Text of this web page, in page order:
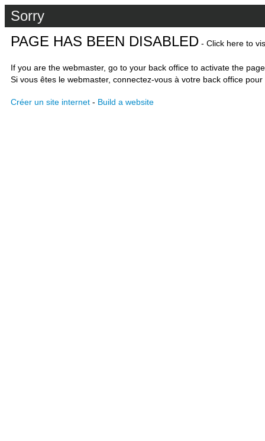
Sorry
PAGE HAS BEEN DISABLED - Click here to
If you are the webmaster, go to your back office to activate the
Si vous êtes le webmaster, connectez-vous à votre back office
Créer un site internet - Build a website